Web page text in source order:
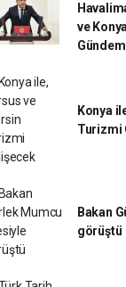
ve
Konya
Turizmi
Bakan
görüştü